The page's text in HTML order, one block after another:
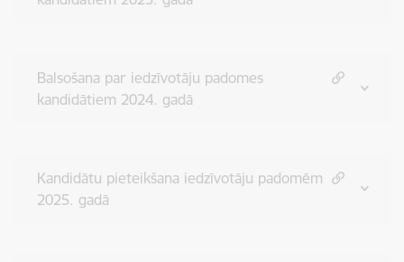
Balsošana par iedzīvotāju padomes
kandidātiem 2024. gadā
Kandidātu pieteikšana iedzīvotāju padomēm
2025. gadā